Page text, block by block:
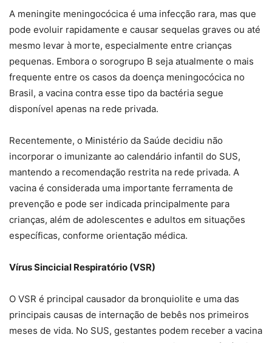
A meningite meningocócica é uma infecção rara, mas que
pode evoluir rapidamente e causar sequelas graves ou até
mesmo levar à morte, especialmente entre crianças
pequenas. Embora o sorogrupo B seja atualmente o mais
frequente entre os casos da doença meningocócica no
Brasil, a vacina contra esse tipo da bactéria segue
disponível apenas na rede privada.
Recentemente, o Ministério da Saúde decidiu não
incorporar o imunizante ao calendário infantil do SUS,
mantendo a recomendação restrita na rede privada. A
vacina é considerada uma importante ferramenta de
prevenção e pode ser indicada principalmente para
crianças, além de adolescentes e adultos em situações
específicas, conforme orientação médica.
Vírus Sincicial Respiratório (VSR)
O VSR é principal causador da bronquiolite e uma das
principais causas de internação de bebês nos primeiros
meses de vida. No SUS, gestantes podem receber a vacina